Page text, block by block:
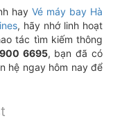
hay Vé máy bay Hà
, hãy nhớ linh hoạt
tác tìm kiếm thông
6695, bạn đã có
hệ ngay hôm nay để